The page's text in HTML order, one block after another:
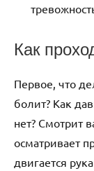
Как
Первое, что
болит? Как
нет? Смотрит
осматривает
двигается